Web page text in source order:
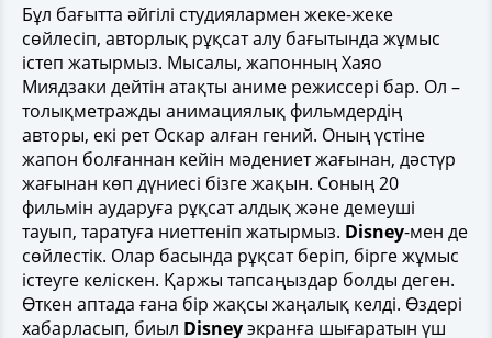
Бұл бағытта әйгілі студиялармен жеке-жеке
сөйлесіп, авторлық рұқсат алу бағытында жұмыс
істеп жатырмыз. Мысалы, жапонның Хаяо
Миядзаки дейтін атақты аниме режиссері бар. Ол –
толықметражды анимациялық фильмдердің
авторы, екі рет Оскар алған гений. Оның үстіне
жапон болғаннан кейін мәдениет жағынан, дәстүр
жағынан көп дүниесі бізге жақын. Соның 20
фильмін аударуға рұқсат алдық және демеуші
тауып, таратуға ниеттеніп жатырмыз. Disney-мен де
сөйлестік. Олар басында рұқсат беріп, бірге жұмыс
істеуге келіскен. Қаржы тапсаңыздар болды деген.
Өткен аптада ғана бір жақсы жаңалық келді. Өздері
хабарласып, биыл Disneyэкранға шығаратын үш